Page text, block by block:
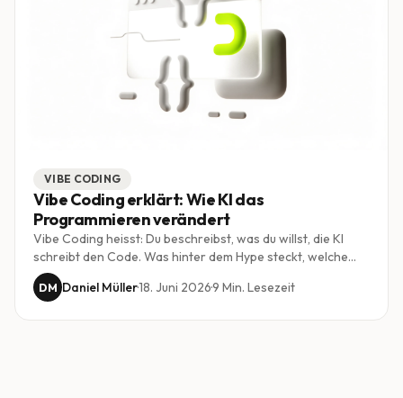
VIBE CODING
Vibe Coding erklärt: Wie KI das
Programmieren verändert
Vibe Coding heisst: Du beschreibst, was du willst, die KI
schreibt den Code. Was hinter dem Hype steckt, welche
Tools zählen und wo die Methode für Unternehmen an
klare Grenzen stösst.
DM Daniel Müller·18. Juni 2026·9 Min. Lesezeit